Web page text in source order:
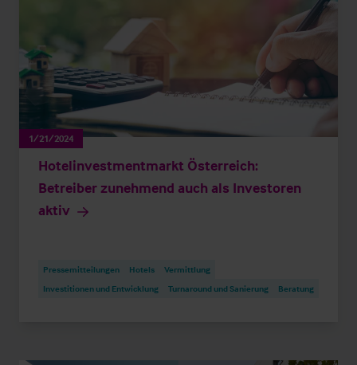
1/21/2024
Hotelinvestmentmarkt Österreich:
Betreiber zunehmend auch als Investoren
aktiv
Pressemitteilungen Hotels
Vermittlung
Investitionen und Entwicklung
Turnaround und Sanierung Beratung